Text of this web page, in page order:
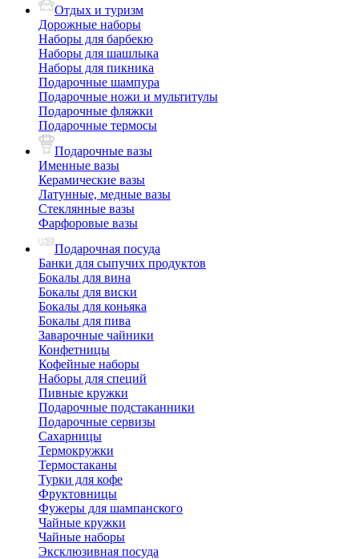
Отдых и туризм
Дорожные наборы
Наборы для барбекю
Наборы для шашлыка
Наборы для пикника
Подарочные шампура
Подарочные ножи и мультитулы
Подарочные фляжки
Подарочные термосы
Подарочные вазы
Именные вазы
Керамические вазы
Латунные, медные вазы
Стеклянные вазы
Фарфоровые вазы
Подарочная посуда
Банки для сыпучих продуктов
Бокалы для вина
Бокалы для виски
Бокалы для коньяка
Бокалы для пива
Заварочные чайники
Конфетницы
Кофейные наборы
Наборы для специй
Пивные кружки
Подарочные подстаканники
Подарочные сервизы
Сахарницы
Термокружки
Термостаканы
Турки для кофе
Фруктовницы
Фужеры для шампанского
Чайные кружки
Чайные наборы
Эксклюзивная посуда